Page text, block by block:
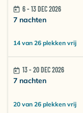
6 - 13 DEC 2026
7 nachten
14 van 26 plekken vrij
13 - 20 DEC 2026
7 nachten
20 van 26 plekken vrij